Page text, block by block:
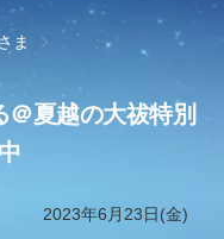
e
v
t
ま
夏越の大祓特別
2023年6月23日(金)